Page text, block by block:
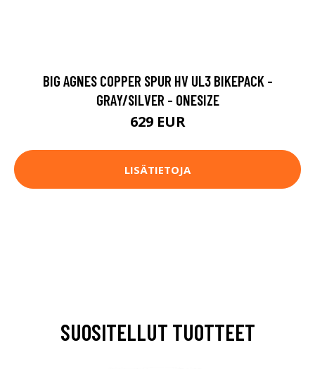
BIG AGNES COPPER SPUR HV UL3 BIKEPACK -
GRAY/SILVER - ONESIZE
629 EUR
LISÄTIETOJA
SUOSITELLUT TUOTTEET